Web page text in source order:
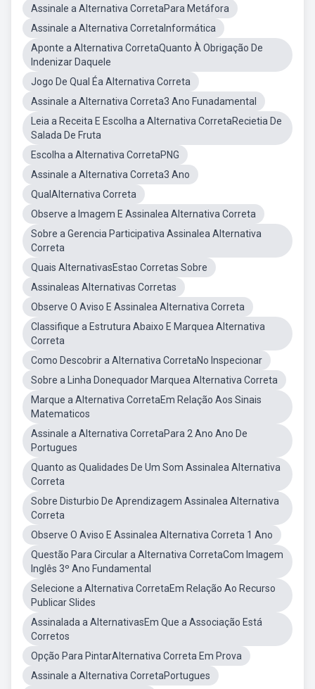
Assinale a Alternativa CorretaPara Metáfora
Assinale a Alternativa CorretaInformática
Aponte a Alternativa CorretaQuanto À Obrigação De
Indenizar Daquele
Jogo De Qual Éa Alternativa Correta
Assinale a Alternativa Correta3 Ano Funadamental
Leia a Receita E Escolha a Alternativa CorretaRecietia De
Salada De Fruta
Escolha a Alternativa CorretaPNG
Assinale a Alternativa Correta3 Ano
QualAlternativa Correta
Observe a Imagem E Assinalea Alternativa Correta
Sobre a Gerencia Participativa Assinalea Alternativa
Correta
Quais AlternativasEstao Corretas Sobre
Assinaleas Alternativas Corretas
Observe O Aviso E Assinalea Alternativa Correta
Classifique a Estrutura Abaixo E Marquea Alternativa
Correta
Como Descobrir a Alternativa CorretaNo Inspecionar
Sobre a Linha Donequador Marquea Alternativa Correta
Marque a Alternativa CorretaEm Relação Aos Sinais
Matematicos
Assinale a Alternativa CorretaPara 2 Ano Ano De
Portugues
Quanto as Qualidades De Um Som Assinalea Alternativa
Correta
Sobre Disturbio De Aprendizagem Assinalea Alternativa
Correta
Observe O Aviso E Assinalea Alternativa Correta 1 Ano
Questão Para Circular a Alternativa CorretaCom Imagem
Inglês 3º Ano Fundamental
Selecione a Alternativa CorretaEm Relação Ao Recurso
Publicar Slides
Assinalada a AlternativasEm Que a Associação Está
Corretos
Opção Para PintarAlternativa Correta Em Prova
Assinale a Alternativa CorretaPortugues